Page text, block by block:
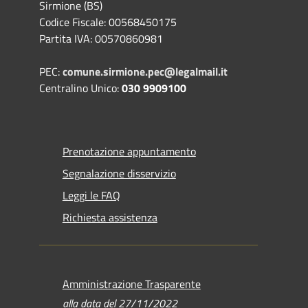
Sirmione (BS)
Codice Fiscale: 00568450175
Partita IVA: 00570860981
PEC:comune.sirmione.pec@legalmail.it
Centralino Unico:030 9909100
Prenotazione appuntamento
Segnalazione disservizio
Leggi le FAQ
Richiesta assistenza
Amministrazione Trasparente
alla data del 27/11/2022